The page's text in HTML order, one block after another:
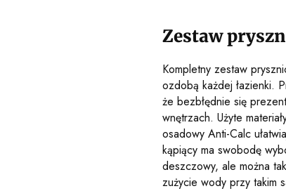
Zestaw
Kompletny zestaw
ozdobą każdej łazienki.
że bezbłędnie się
wnętrzach. Użyte
osadowy Anti-Calc
kąpiący ma swobodę
deszczowy, ale można
zużycie wody przy takim